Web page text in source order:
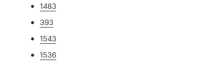
1483
393
1543
1536